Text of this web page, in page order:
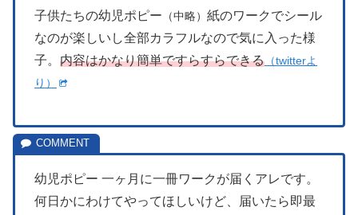
子供たちの幼児ポピー （中略） 紙のワークでシール
なのが楽しいし全部カラフルなので気に入った様
子。 内容はかなり簡単ですらすらできる （twitterよ
り）
幼児ポピー 一ヶ月に一冊ワークが届くアレです。
何日かにわけてやってほしいけど、届いたら即最